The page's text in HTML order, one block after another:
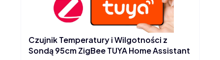
Czujnik Temperatury i Wilgotności z
Sondą 95cm ZigBee TUYA Home Assistant